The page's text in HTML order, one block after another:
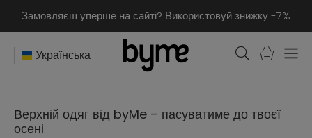
Замовляєш уперше на сайті? Використовуй знижку -7%
Українська
Верхній одяг від byMe – пасуватиме до твоєї
осені